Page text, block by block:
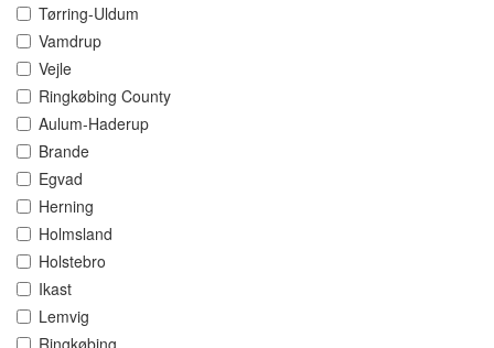
Tørring-Uldum
Vamdrup
Vejle
Ringkøbing County
Aulum-Haderup
Brande
Egvad
Herning
Holmsland
Holstebro
Ikast
Lemvig